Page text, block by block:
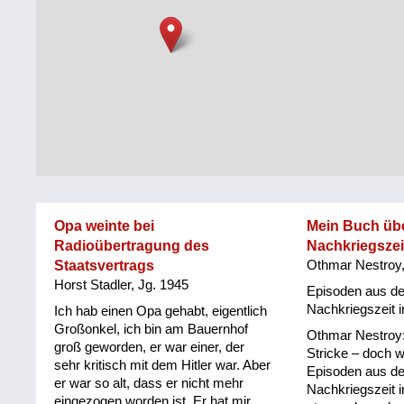
Steiermark
Tirol
Fluchtgeschichten
sonstiges
Opa weinte bei
Radioübertragung des
Staatsvertrags
Horst Stadler, Jg. 1945
Ich hab einen Opa gehabt, eigentlich
Großonkel, ich bin am Bauernhof
groß geworden, er war einer, der
sehr kritisch mit dem Hitler war. Aber
er war so alt, dass er nicht mehr
Mein Buch
Othmar
Episoden aus
Nachkriegszeit
Othmar
Stricke – doch
Episoden aus
Nachkriegszeit